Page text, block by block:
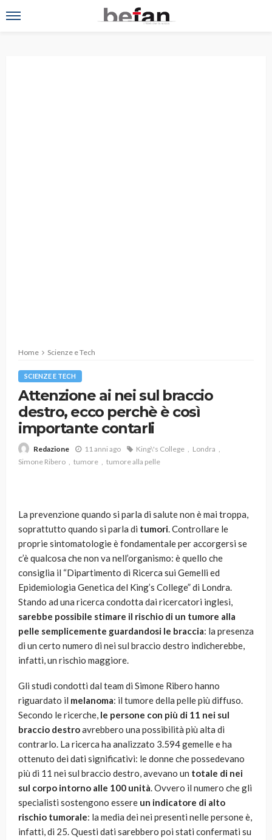
Home Scienze e Tech
SCIENZE E TECH
Attenzione ai nei sul braccio
destro, ecco perchè è così
importante contarli
Redazione 11 anni ago King\'s College
Londra
Simone Ribero
tumore tumore alla pelle
La prevenzione quando si parla di salute non è mai troppa,
soprattutto quando si parla di tumori. Controllare le
proprie sintomatologie è fondamentale per accorgersi se
c’è qualcosa che non va nell’organismo: è quello che
consiglia il “Dipartimento di Ricerca sui Gemelli ed
Epidemiologia Genetica del King’s College” di Londra.
Stando ad una ricerca condotta dai ricercatori inglesi,
sarebbe possibile stimare il rischio di un tumore alla
pelle semplicemente guardandosi le braccia: la presenza
di un certo numero di nei sul braccio destro indicherebbe,
infatti, un rischio maggiore.
Gli studi condotti dal team di Simone Ribero hanno
riguardato il melanoma: il tumore della pelle più diffuso.
Secondo le ricerche, le persone con più di 11 nei sul
braccio destroavrebbero una possibilità più alta di
contrarlo. La ricerca ha analizzato 3.594 gemelle e ha
ottenuto dei dati significativi: le donne che possedevano
più di 11 nei sul braccio destro, avevano un totale di nei
sul corpo intorno alle 100 unità. Ovvero il numero che gli
specialisti sostengono essere un indicatore di alto
rischio tumorale: la media dei nei presenti nelle persone è,
infatti, di 25. Questi dati sarebbero poi stati confermati su